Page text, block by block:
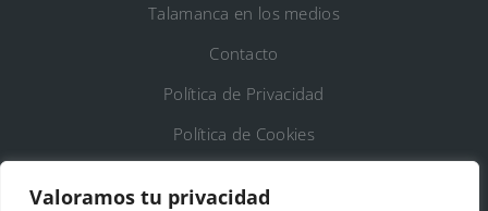
Valoramos tu privacidad
Talamanca en los medios
Contacto
Política de Privacidad
Política de Cookies